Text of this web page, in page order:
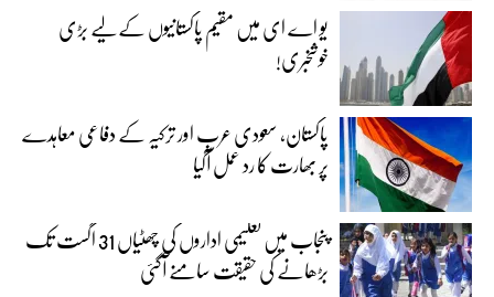
یو اے ای میں مقیم پاکستانیوں کے لیے بڑی
خوشخبری!
پاکستان، سعودی عرب اور ترکیہ کے دفاعی معاہدے
پر بھارت کا رد عمل آگیا
پنجاب میں تعلیمی اداروں کی چھٹیاں 31 اگست تک
بڑھانے کی حقیقت سامنے آگئی